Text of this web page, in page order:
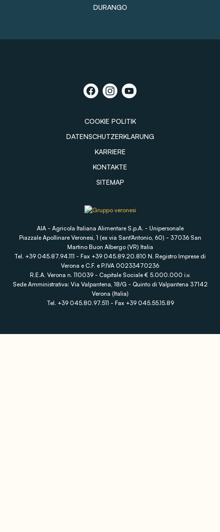
DURANGO
COOKIE POLITIK
DATENSCHUTZERKLARUNG
KARRIERE
KONTAKTE
SITEMAP
AIA - Agricola Italiana Alimentare S.p.A. - Unipersonale
Piazzale Apollinare Veronesi, 1 (ex via Sant'Antonio, 60) - 37036 San
Martino Buon Albergo (VR) Italia
Tel. +39 045.87.94.111 - Fax +39 045.89.20.810 N. Registro Imprese di
Verona e C.F. e P.IVA 00233470236
R.E.A. Verona n. 110039 - Capitale Sociale € 5.000.000 i.v.
Sede Amministrativa: Via Valpantena, 18/G - Quinto di Valpantena 37142
Verona (Italia)
Tel. +39 045.80.97.511 - Fax +39 045.55.15.89